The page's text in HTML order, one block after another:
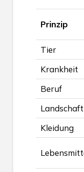
Prinzip
Tier
Krankheit
Beruf
Landschaft
Kleidung